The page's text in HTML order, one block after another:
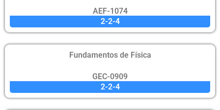
AEF-1074
2-2-4
Fundamentos de Física
GEC-0909
2-2-4